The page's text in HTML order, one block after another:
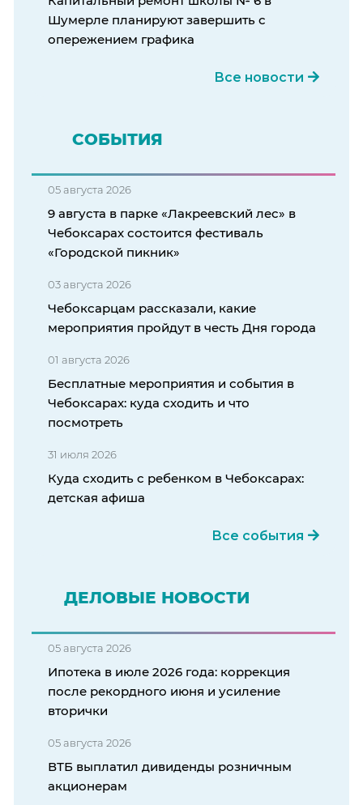
Шумерле планируют завершить с
опережением графика
Все новости
СОБЫТИЯ
05 августа 2026
9 августа в парке «Лакреевский лес» в
Чебоксарах состоится фестиваль
«Городской пикник»
03 августа 2026
Чебоксарцам рассказали, какие
мероприятия пройдут в честь Дня города
01 августа 2026
Бесплатные мероприятия и события в
Чебоксарах: куда сходить и что
посмотреть
31 июля 2026
Куда сходить с ребенком в Чебоксарах:
детская афиша
Все события
ДЕЛОВЫЕ НОВОСТИ
05 августа 2026
Ипотека в июле 2026 года: коррекция
после рекордного июня и усиление
вторички
05 августа 2026
ВТБ выплатил дивиденды розничным
акционерам